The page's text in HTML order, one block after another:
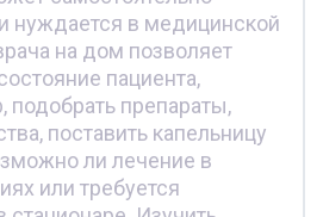
нуждается в медицинской
на дом позволяет
пациента,
подобрать препараты,
поставить капельницу
ли лечение в
или требуется